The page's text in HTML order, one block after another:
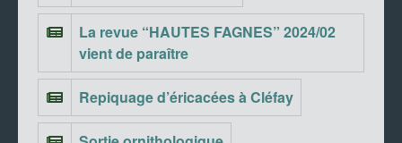
La revue “HAUTES FAGNES” 2024/02
vient de paraître
Repiquage d’éricacées à Cléfay